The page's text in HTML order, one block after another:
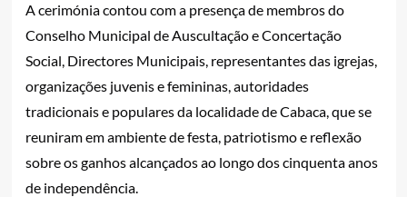
A cerimónia contou com a presença de membros do
Conselho Municipal de Auscultação e Concertação
Social, Directores Municipais, representantes das igrejas,
organizações juvenis e femininas, autoridades
tradicionais e populares da localidade de Cabaca, que se
reuniram em ambiente de festa, patriotismo e reflexão
sobre os ganhos alcançados ao longo dos cinquenta anos
de independência.